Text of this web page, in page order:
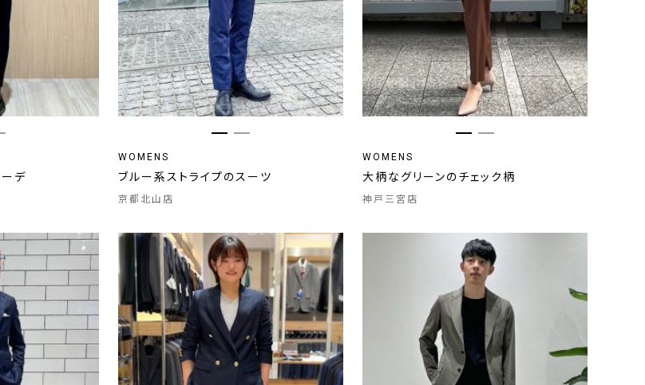
デ
WOMENS
ブルー系ストライプのスーツ
京都北山店
WOMENS
大柄なグリーンのチェック柄
神戸三宮店